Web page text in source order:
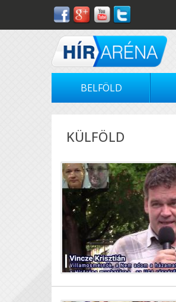
BELFÖLD
KÜLFÖLD